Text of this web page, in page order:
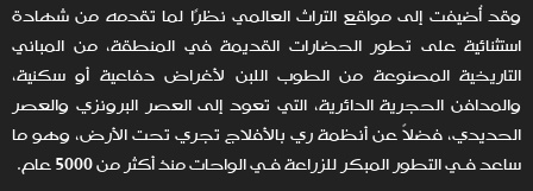
وقد أُضيفت إلى مواقع التراث العالمي نظرًا لما تقدمه من شهادة
استثنائية على تطور الحضارات القديمة في المنطقة، من المباني
التاريخية المصنوعة من الطوب اللبن لأغراض دفاعية أو سكنية،
والمدافن الحجرية الدائرية، التي تعود إلى العصر البرونزي والعصر
الحديدي، فضلاً عن أنظمة ري بالأفلاج تجري تحت الأرض، وهو ما
ساعد فـي التطور المبكر للزراعة فـي الواحات منذ أكثر من 5000 عام.